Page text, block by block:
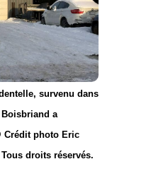
survenu dans
a
Crédit photo Eric
droits réservés.